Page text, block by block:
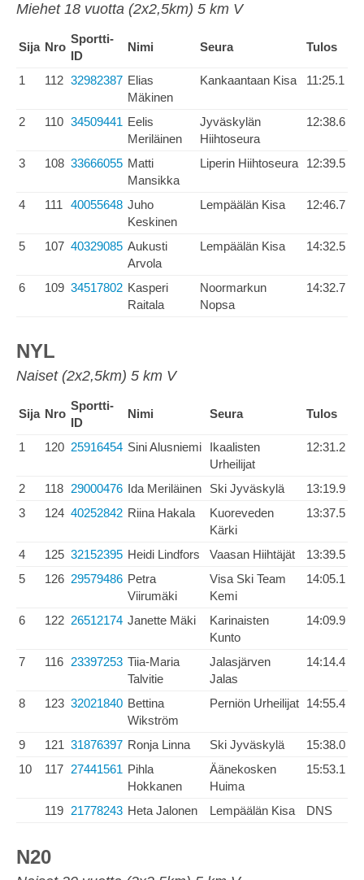
Miehet 18 vuotta (2x2,5km) 5 km V
Sija Nro
Sportti-
ID
Nimi Seura Tulos
1 112 32982387 Elias
Mäkinen
Kankaantaan Kisa 11:25.1
2 110 34509441 Eelis
Meriläinen
Jyväskylän
Hiihtoseura
12:38.6
3 108 33666055 Matti
Mansikka
Liperin Hiihtoseura 12:39.5
4 111 40055648 Juho
Keskinen
Lempäälän Kisa 12:46.7
5 107 40329085 Aukusti
Arvola
Lempäälän Kisa 14:32.5
6 109 34517802 Kasperi
Raitala
Noormarkun
Nopsa
14:32.7
NYL
Naiset (2x2,5km) 5 km V
Sija Nro
Sportti-
ID
Nimi Seura Tulos
1 120 25916454 Sini Alusniemi
Ikaalisten
Urheilijat
12:31.2
2 118 29000476 Ida Meriläinen Ski Jyväskylä
13:19.9
3
124 40252842 Riina Hakala
Kuoreveden
Kärki
13:37.5
4 125 32152395 Heidi Lindfors Vaasan Hiihtäjät
13:39.5
5
126 29579486 Petra
Viirumäki
Visa Ski Team
Kemi
14:05.1
6 122 26512174 Janette Mäki
Karinaisten
Kunto
14:09.9
7 116 23397253 Tiia-Maria
Talvitie
Jalasjärven
Jalas
14:14.4
8 123 32021840 Bettina
Wikström
Perniön Urheilijat 14:55.4
9 121 31876397 Ronja Linna Ski Jyväskylä
15:38.0
10
117 27441561 Pihla
Hokkanen
Äänekosken
Huima
15:53.1
119 21778243 Heta Jalonen Lempäälän Kisa DNS
N20